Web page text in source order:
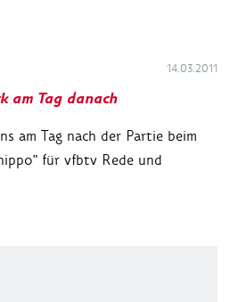
14.03.2011
am Tag danach
am Tag nach der Partie beim
für vfbtv Rede und